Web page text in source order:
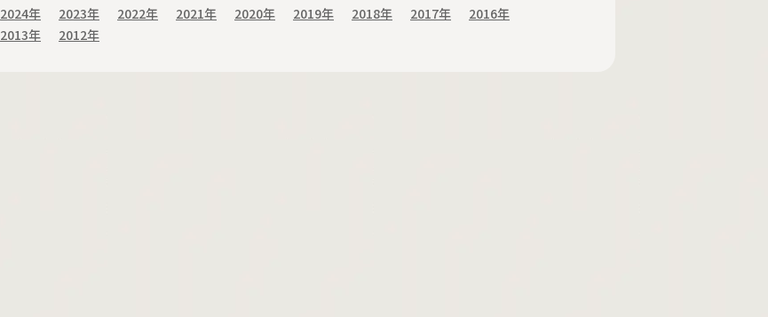
2024年 2023年 2022年 2021年 2020年 2019年 2018年 2017年
2016年
2013年 2012年